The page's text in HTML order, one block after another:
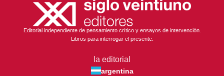
Editorial independiente de pensamiento crítico y ensayos de intervención.
Libros para interrogar el presente.
la editorial
argentina